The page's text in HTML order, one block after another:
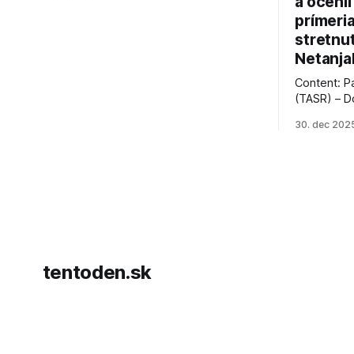
Content:
(TASR) –
vyhlásil,
30. dec
tentoden.sk